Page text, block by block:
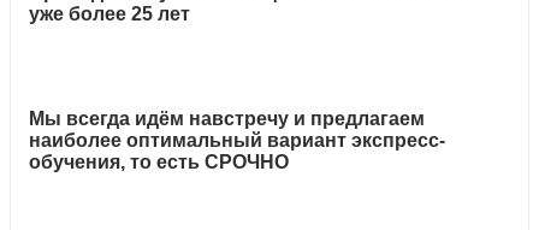
уже более 25 лет
Мы всегда идём навстречу и предлагаем
наиболее оптимальный вариант экспресс-
обучения, то есть СРОЧНО